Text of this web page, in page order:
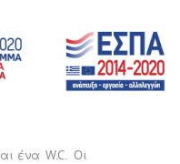
45 (περιοχή
( ενοικίαση-
ένα W.C. Oι